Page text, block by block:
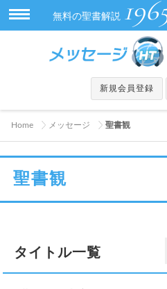
無料の聖書解説
新規会員登録
Home メッセージ 聖書観
聖書観
タイトル一覧